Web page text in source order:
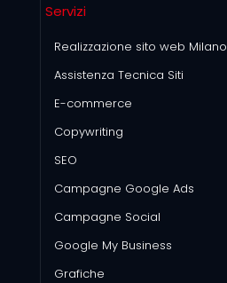
Servizi
Realizzazione sito web Milano
Assistenza Tecnica Siti
E-commerce
Copywriting
SEO
Campagne Google Ads
Campagne Social
Google My Business
Grafiche